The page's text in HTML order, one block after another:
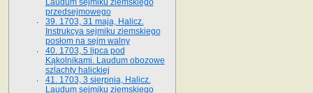
Laudum sejmiku ziemskiego
przedsejmowego
39. 1703, 31 maja, Halicz.
Instrukcya sejmiku ziemskiego
posłom na sejm walny
40. 1703, 5 lipca pod
Kąkolnikami. Laudum obozowe
szlachty halickiej
41­. 1703, 3 sierpnia, Halicz.
Laudum sejmiku ziemskiego